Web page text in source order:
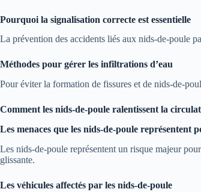
Pourquoi la signalisation correcte est essentielle
La prévention des accidents liés aux nids-de-poule
Méthodes pour gérer les infiltrations d’eau
Pour éviter la formation de fissures et de nids-de-
Comment les nids-de-poule ralentissent la
Les menaces que les nids-de-poule représentent
Les nids-de-poule représentent un risque majeur
glissante.
Les véhicules affectés par les nids-de-poule